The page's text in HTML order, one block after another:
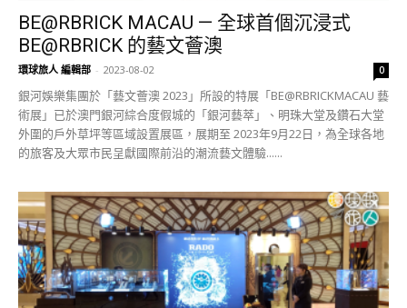
BE@RBRICK MACAU — 全球首個沉浸式
BE@RBRICK 的藝文薈澳
環球旅人 編輯部 - 2023-08-02 0
銀河娛樂集團於「藝文薈澳 2023」所設的特展「BE@RBRICKMACAU 藝
術展」已於澳門銀河綜合度假城的「銀河藝萃」、明珠大堂及鑽石大堂
外圍的戶外草坪等區域設置展區，展期至 2023年9月22日，為全球各地
的旅客及大眾市民呈獻國際前沿的潮流藝文體驗......